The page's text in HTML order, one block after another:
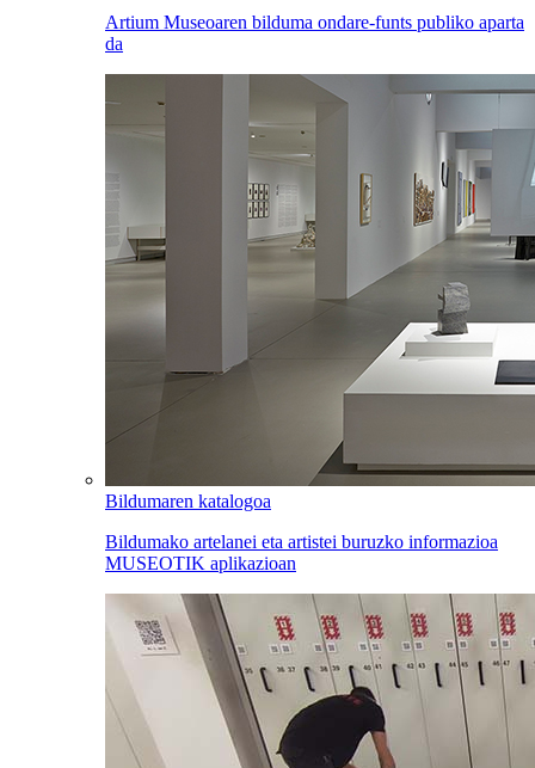
Artium Museoaren bilduma ondare-funts publiko aparta
da
Bildumaren katalogoa
Bildumako artelanei eta artistei buruzko informazioa
MUSEOTIK aplikazioan